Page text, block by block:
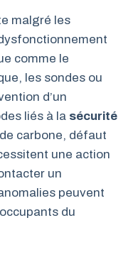
malgré les
comme le
les sondes ou
d’un
liés à la sécurité
carbone, défaut
une action
un
peuvent
du